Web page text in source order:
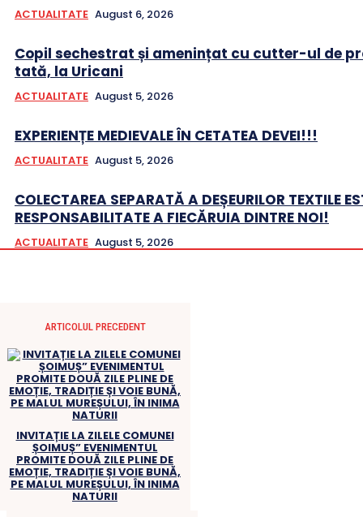
ACTUALITATE August 6, 2026
Copil sechestrat și amenințat cu cutter-ul de
tată, la Uricani
ACTUALITATE August 5, 2026
EXPERIENȚE MEDIEVALE ÎN CETATEA DEVEI!!!
ACTUALITATE August 5, 2026
COLECTAREA SEPARATĂ A DEȘEURILOR TEXTILE
RESPONSABILITATE A FIECĂRUIA DINTRE NOI!
ACTUALITATE August 5, 2026
ARTICOLUL PRECEDENT
INVITAȚIE LA ZILELE COMUNEI
ȘOIMUȘ” EVENIMENTUL
PROMITE DOUĂ ZILE PLINE DE
EMOȚIE, TRADIȚIE ȘI VOIE BUNĂ,
PE MALUL MUREȘULUI, ÎN INIMA
NATURII